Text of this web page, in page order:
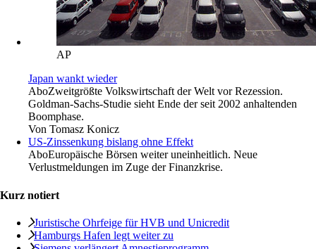
AP
Japan wankt wieder
AboZweitgrößte Volkswirtschaft der Welt vor Rezession.
Goldman-Sachs-Studie sieht Ende der seit 2002 anhaltenden
Boomphase.
Von Tomasz Konicz
US-Zinssenkung bislang ohne Effekt
AboEuropäische Börsen weiter uneinheitlich. Neue
Verlustmeldungen im Zuge der Finanzkrise.
Kurz notiert
Juristische Ohrfeige für HVB und Unicredit
Hamburgs Hafen legt weiter zu